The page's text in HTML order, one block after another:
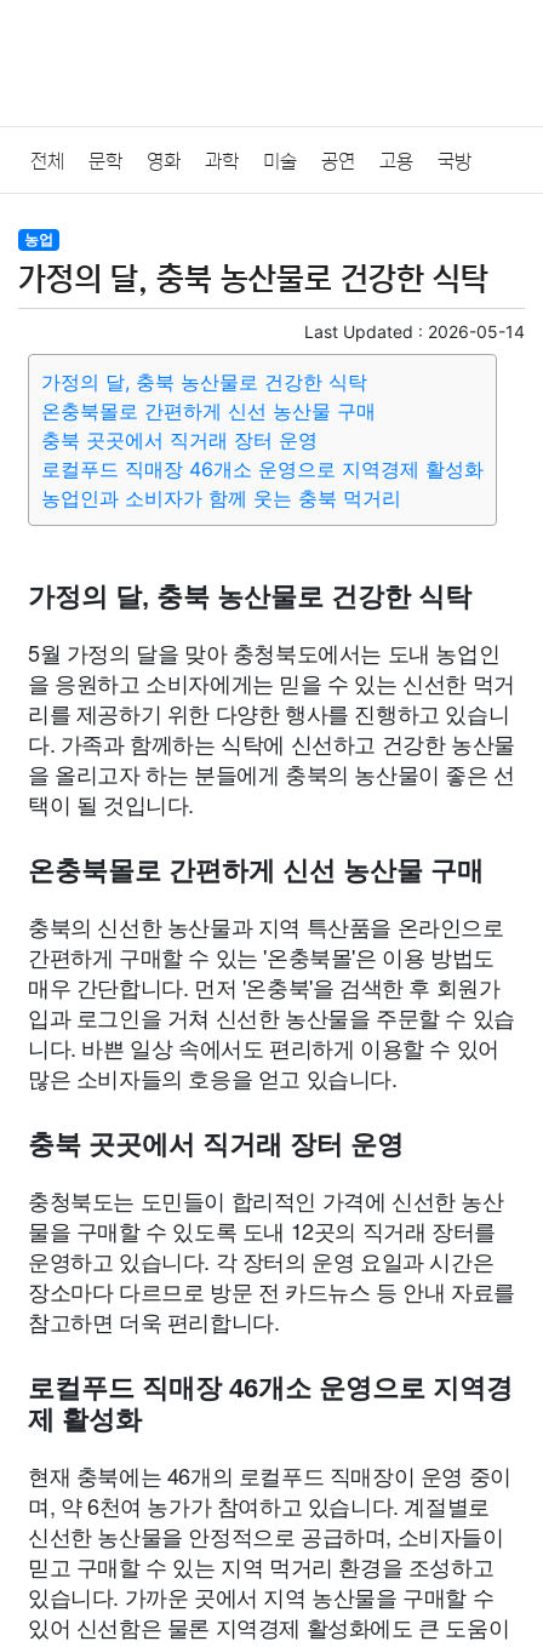
전체 문학 영화 과학 미술 공연 고용 국방
법률
질병 가요 방송 일상 주식 암호화폐 블록체인
결혼 육아 반려동물 패션 미용 증권 인테리어
요리 상품리뷰 원예 금융 게임 스포츠
대출 자동차 취미 여행 맛집 IT 컴퓨터
농업
가정의 달, 충북 농산물로 건강한 식탁
Last Updated : 2026-05-14
가정의 달, 충북 농산물로 건강한 식탁
온충북몰로 간편하게 신선 농산물 구매
충북 곳곳에서 직거래 장터 운영
로컬푸드 직매장 46개소 운영으로 지역경제 활성화
농업인과 소비자가 함께 웃는 충북 먹거리
가정의 달, 충북 농산물로 건강한 식탁
5월 가정의 달을 맞아 충청북도에서는 도내 농업인
을 응원하고 소비자에게는 믿을 수 있는 신선한 먹거
리를 제공하기 위한 다양한 행사를 진행하고 있습니
다. 가족과 함께하는 식탁에 신선하고 건강한 농산물
을 올리고자 하는 분들에게 충북의 농산물이 좋은 선
택이 될 것입니다.
온충북몰로 간편하게 신선 농산물 구매
충북의 신선한 농산물과 지역 특산품을 온라인으로
간편하게 구매할 수 있는 '온충북몰'은 이용 방법도
매우 간단합니다. 먼저 '온충북'을 검색한 후 회원가
입과 로그인을 거쳐 신선한 농산물을 주문할 수 있습
니다. 바쁜 일상 속에서도 편리하게 이용할 수 있어
많은 소비자들의 호응을 얻고 있습니다.
충북 곳곳에서 직거래 장터 운영
충청북도는 도민들이 합리적인 가격에 신선한 농산
물을 구매할 수 있도록 도내 12곳의 직거래 장터를
운영하고 있습니다. 각 장터의 운영 요일과 시간은
장소마다 다르므로 방문 전 카드뉴스 등 안내 자료를
참고하면 더욱 편리합니다.
로컬푸드 직매장 46개소 운영으로 지역경
제 활성화
현재 충북에는 46개의 로컬푸드 직매장이 운영 중이
며, 약 6천여 농가가 참여하고 있습니다. 계절별로
신선한 농산물을 안정적으로 공급하며, 소비자들이
믿고 구매할 수 있는 지역 먹거리 환경을 조성하고
있습니다. 가까운 곳에서 지역 농산물을 구매할 수
있어 신선함은 물론 지역경제 활성화에도 큰 도움이